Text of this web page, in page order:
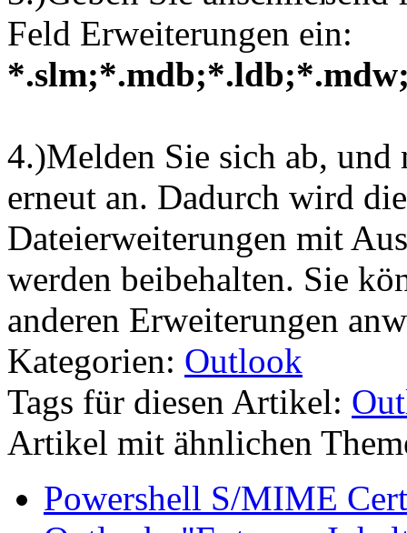
Feld Erweiterungen ein:
4.)Melden Sie sich ab, und
erneut an. Dadurch wird
Dateierweiterungen mit
werden beibehalten. Sie
anderen Erweiterungen
Kategorien: Outlook
Tags für diesen Artikel:
Artikel mit ähnlichen
Powershell S/MIME